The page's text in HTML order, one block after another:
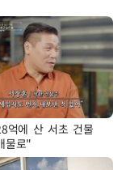
억에 산 서초 건물
물로"